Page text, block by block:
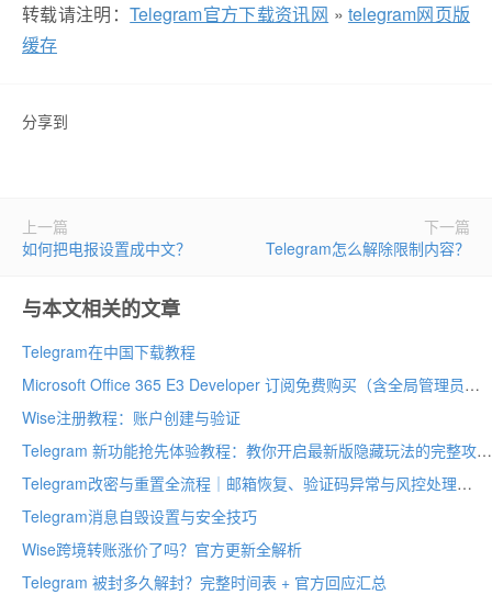
转载请注明：Telegram官方下载资讯网 » telegram网页版
缓存
分享到
上一篇
如何把电报设置成中文？
下一篇
Telegram怎么解除限制内容？
与本文相关的文章
Telegram在中国下载教程
Microsoft Office 365 E3 Developer 订阅免费购买（含全局管理员账号注册教程）
Wise注册教程：账户创建与验证
Telegram 新功能抢先体验教程：教你开启最新版隐藏玩法的完整攻略
Telegram改密与重置全流程｜邮箱恢复、验证码异常与风控处理
Telegram消息自毁设置与安全技巧
Wise跨境转账涨价了吗？官方更新全解析
Telegram 被封多久解封？完整时间表 + 官方回应汇总